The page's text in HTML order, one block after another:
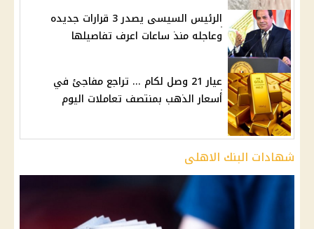
الرئيس السيسى يصدر 3 قرارات جديده
وعاجله منذ ساعات اعرف تفاصيلها
عيار 21 وصل لكام ... تراجع مفاجئ في
أسعار الذهب بمنتصف تعاملات اليوم
شهادات البنك الاهلى